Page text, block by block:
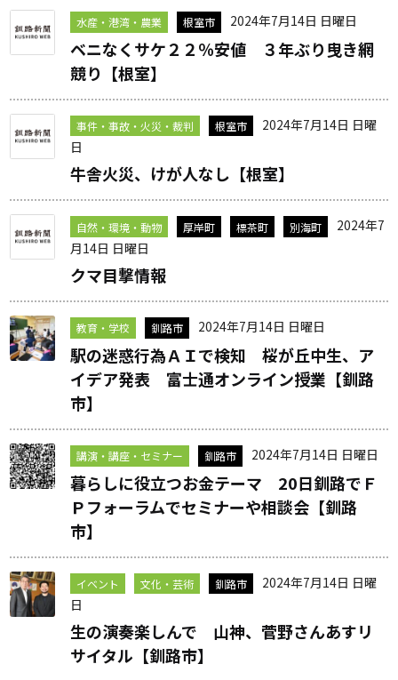
水産・港湾・農業 根室市 2024年7月14日 日曜日
ベニなくサケ２２％安値 ３年ぶり曳き網
競り【根室】
事件・事故・火災・裁判 根室市
2024年7月14日 日曜
日
牛舎火災、けが人なし【根室】
自然・環境・動物 厚岸町 標茶町 別海町
2024年7
月14日 日曜日
クマ目撃情報
教育・学校 釧路市 2024年7月14日 日曜日
駅の迷惑行為ＡＩで検知 桜が丘中生、ア
イデア発表 富士通オンライン授業【釧路
市】
講演・講座・セミナー 釧路市 2024年7月14日 日曜日
暮らしに役立つお金テーマ 20日釧路でＦ
Ｐフォーラムでセミナーや相談会【釧路
市】
イベント 文化・芸術 釧路市
2024年7月14日 日曜
日
生の演奏楽しんで 山神、菅野さんあすリ
サイタル【釧路市】